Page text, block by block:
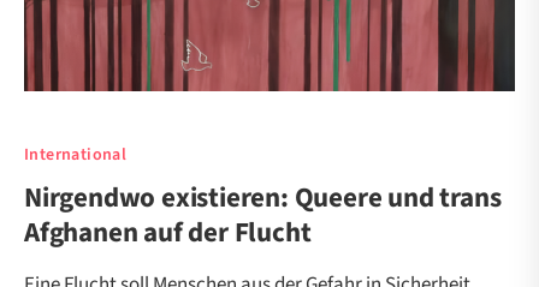
International
Nirgendwo existieren: Queere und trans
Afghanen auf der Flucht